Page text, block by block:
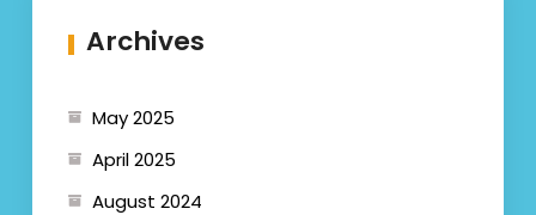
Archives
May 2025
April 2025
August 2024